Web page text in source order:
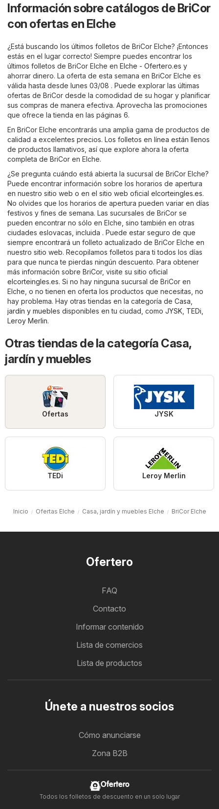
Información sobre catálogos de BriCor
con ofertas en Elche
¿Está buscando los últimos folletos de BriCor Elche? ¡Entonces
estás en el lugar correcto! Siempre puedes encontrar los
últimos folletos de BriCor Elche en Elche - Ofertero.es y
ahorrar dinero. La oferta de esta semana en BriCor Elche es
válida hasta desde lunes 03/08 . Puede explorar las últimas
ofertas de BriCor desde la comodidad de su hogar y planificar
sus compras de manera efectiva. Aprovecha las promociones
que ofrece la tienda en las páginas 6.
En BriCor Elche encontrarás una amplia gama de productos de
calidad a excelentes precios. Los folletos en línea están llenos
de productos llamativos, así que explore ahora la oferta
completa de BriCor en Elche.
¿Se pregunta cuándo está abierta la sucursal de BriCor Elche?
Puede encontrar información sobre los horarios de apertura
en nuestro sitio web o en el sitio web oficial elcorteingles.es.
No olvides que los horarios de apertura pueden variar en días
festivos y fines de semana. Las sucursales de BriCor se
pueden encontrar no sólo en Elche, sino también en otras
ciudades eslovacas, incluida . Puede estar seguro de que
siempre encontrará un folleto actualizado de BriCor Elche en
nuestro sitio web. Recopilamos folletos para ti todos los días
para que nunca te pierdas ningún descuento. Para obtener
más información sobre BriCor, visite su sitio oficial
elcorteingles.es. Si no hay ninguna sucursal de BriCor en
Elche, o no tienen en oferta los productos que necesitas, no
hay problema. Hay otras tiendas en la categoría de Casa,
jardín y muebles disponibles en tu ciudad, como JYSK TEDi
Leroy Merlin.
Otras tiendas de la categoría Casa,
jardín y muebles
Ofertas JYSK
TEDi Leroy Merlin
Inicio Ofertas Elche Casa, jardín y muebles Elche BriCor Elche
Ofertero
FAQ
Contacto
Informar contenido
Lista de comercios
Lista de productos
Únete a nuestros socios
Cómo anunciarse
Zona B2B
Ofertero
Todos los folletos de descuento en un solo lugar